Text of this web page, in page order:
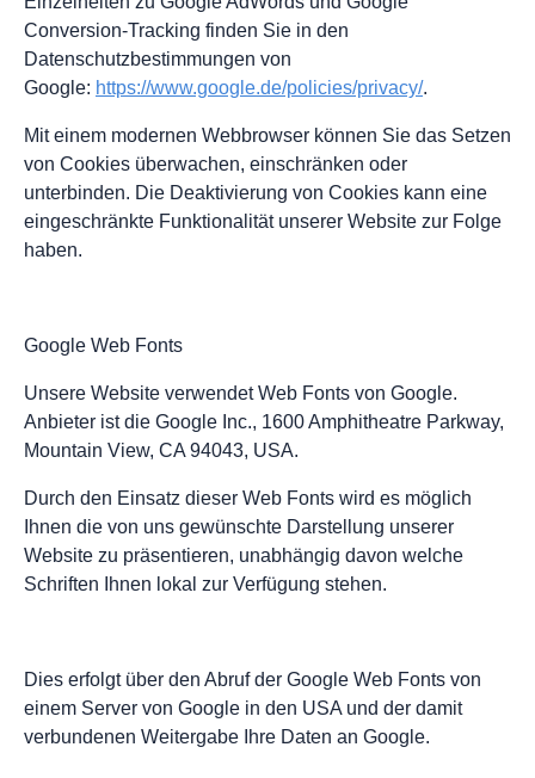
Conversion-Tracking finden Sie in den
Datenschutzbestimmungen von
Google: https://www.google.de/policies/privacy/.
Mit einem modernen Webbrowser können Sie das Setzen
von Cookies überwachen, einschränken oder
unterbinden. Die Deaktivierung von Cookies kann eine
eingeschränkte Funktionalität unserer Website zur Folge
haben.
Google Web Fonts
Unsere Website verwendet Web Fonts von Google.
Anbieter ist die Google Inc., 1600 Amphitheatre Parkway,
Mountain View, CA 94043, USA.
Durch den Einsatz dieser Web Fonts wird es möglich
Ihnen die von uns gewünschte Darstellung unserer
Website zu präsentieren, unabhängig davon welche
Schriften Ihnen lokal zur Verfügung stehen.
Dies erfolgt über den Abruf der Google Web Fonts von
einem Server von Google in den USA und der damit
verbundenen Weitergabe Ihre Daten an Google.